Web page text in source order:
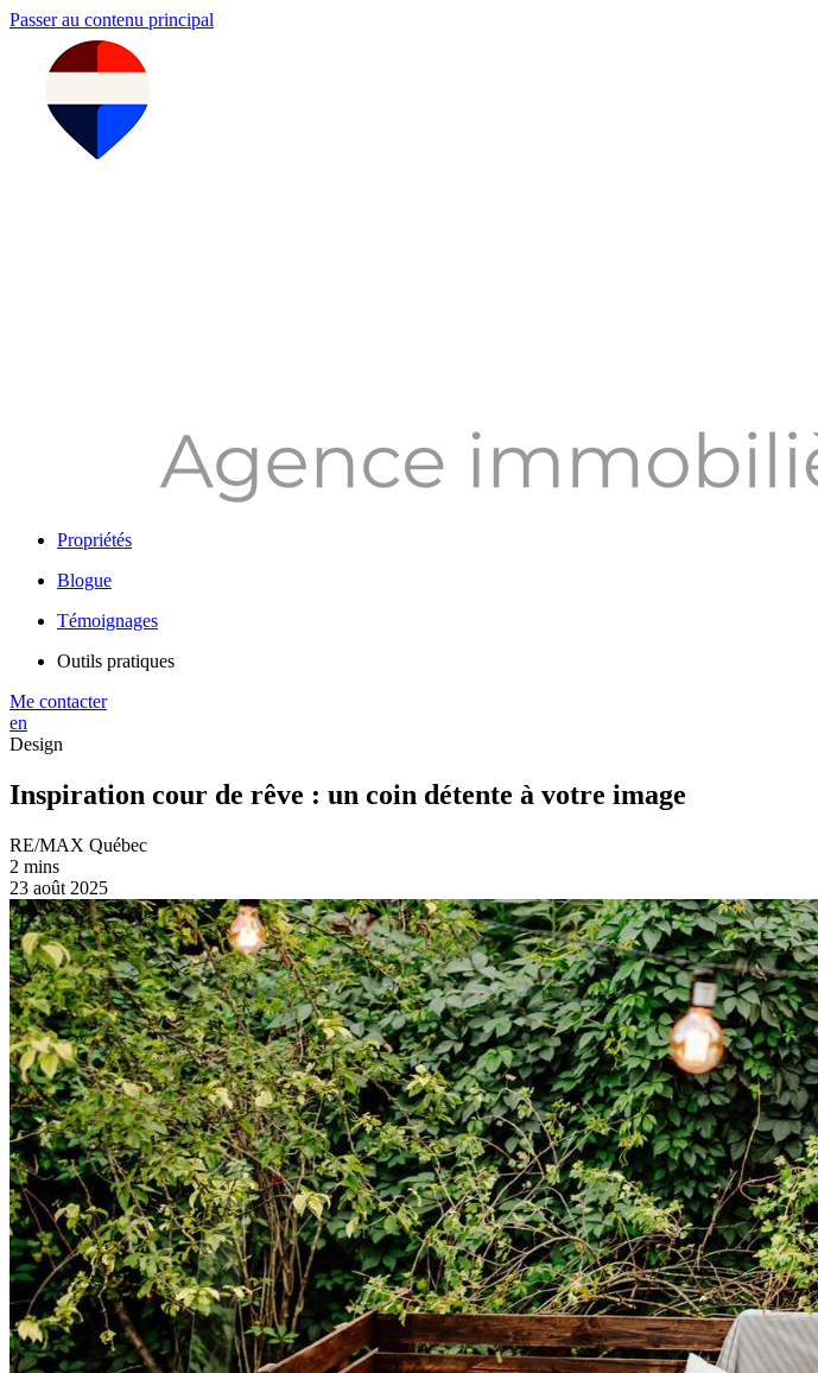
Passer au contenu principal
Propriétés
Blogue
Témoignages
Outils pratiques
Me contacter
en
Design
Inspiration cour de rêve : un coin détente à votre image
RE/MAX Québec
2 mins
23 août 2025